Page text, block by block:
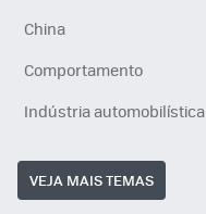
China
Comportamento
Indústria automobilística
VEJA MAIS TEMAS